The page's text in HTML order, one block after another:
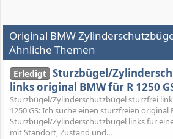
Original BMW
Ähnliche Themen
Erledigt Sturzbügel/
links original BMW für R 1250
Sturzbügel/Zylinderschutzbügel sturzfrei
1250 GS: Ich suche einen sturzfreien original
Sturzbügel/Zylinderschutzbügel links für
mit Standort, Zustand und...